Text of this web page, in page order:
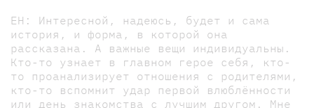
ЕН: Интересной, надеюсь, будет и сама
история, и форма, в которой она
рассказана. А важные вещи индивидуальны.
Кто-то узнает в главном герое себя, кто-
то проанализирует отношения с родителями,
кто-то вспомнит удар первой влюблённости
или день знакомства с лучшим другом. Мне